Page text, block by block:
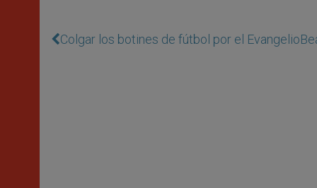
Colgar los botines de fútbol por el Evangelio